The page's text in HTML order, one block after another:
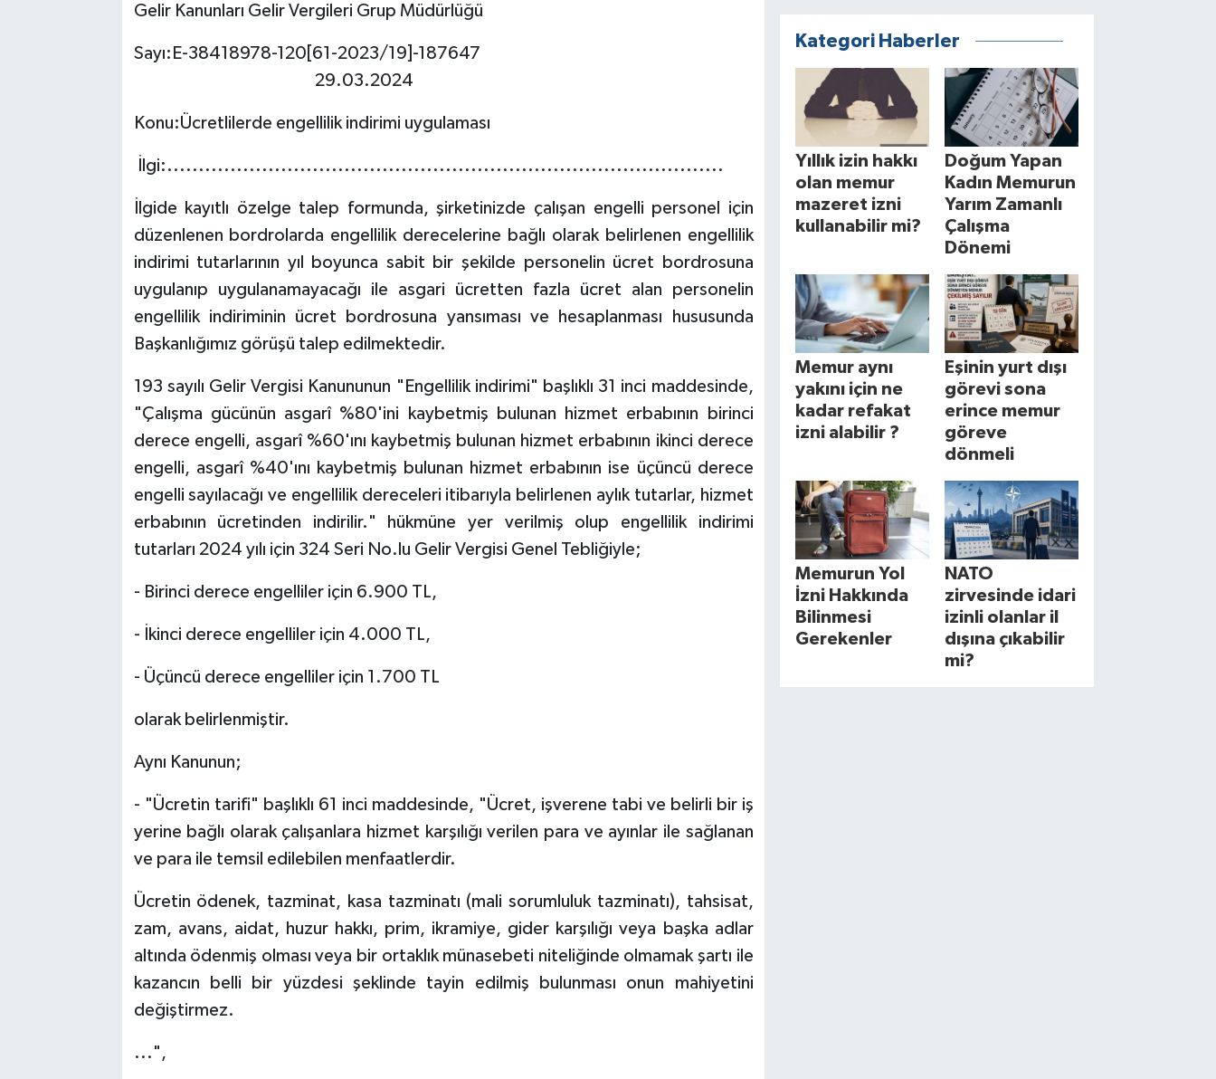
Gelir Kanunları Gelir Vergileri Grup Müdürlüğü
Sayı:E-38418978-120[61-2023/19]-187647
29.03.2024
Konu:Ücretlilerde engellilik indirimi uygulaması
İlgi:........................................................................................
İlgide kayıtlı özelge talep formunda, şirketinizde çalışan engelli personel için
düzenlenen bordrolarda engellilik derecelerine bağlı olarak belirlenen engellilik
indirimi tutarlarının yıl boyunca sabit bir şekilde personelin ücret bordrosuna
uygulanıp uygulanamayacağı ile asgari ücretten fazla ücret alan personelin
engellilik indiriminin ücret bordrosuna yansıması ve hesaplanması hususunda
Başkanlığımız görüşü talep edilmektedir.
193 sayılı Gelir Vergisi Kanununun "Engellilik indirimi" başlıklı 31 inci maddesinde,
"Çalışma gücünün asgarî %80'ini kaybetmiş bulunan hizmet erbabının birinci
derece engelli, asgarî %60'ını kaybetmiş bulunan hizmet erbabının ikinci derece
engelli, asgarî %40'ını kaybetmiş bulunan hizmet erbabının ise üçüncü derece
engelli sayılacağı ve engellilik dereceleri itibarıyla belirlenen aylık tutarlar, hizmet
erbabının ücretinden indirilir." hükmüne yer verilmiş olup engellilik indirimi
tutarları 2024 yılı için 324 Seri No.lu Gelir Vergisi Genel Tebliğiyle;
- Birinci derece engelliler için 6.900 TL,
- İkinci derece engelliler için 4.000 TL,
- Üçüncü derece engelliler için 1.700 TL
olarak belirlenmiştir.
Aynı Kanunun;
- "Ücretin tarifi" başlıklı 61 inci maddesinde, "Ücret, işverene tabi ve belirli bir iş
yerine bağlı olarak çalışanlara hizmet karşılığı verilen para ve ayınlar ile sağlanan
ve para ile temsil edilebilen menfaatlerdir.
Ücretin ödenek, tazminat, kasa tazminatı (mali sorumluluk tazminatı), tahsisat,
zam, avans, aidat, huzur hakkı, prim, ikramiye, gider karşılığı veya başka adlar
altında ödenmiş olması veya bir ortaklık münasebeti niteliğinde olmamak şartı ile
kazancın belli bir yüzdesi şeklinde tayin edilmiş bulunması onun mahiyetini
değiştirmez.
...",
Kategori Haberler
Yıllık izin hakkı
olan memur
mazeret izni
kullanabilir mi?
Doğum Yapan
Kadın Memurun
Yarım Zamanlı
Çalışma
Dönemi
Memur aynı
yakını için ne
kadar refakat
izni alabilir ?
Eşinin yurt dışı
görevi sona
erince memur
göreve
dönmeli
Memurun Yol
İzni Hakkında
Bilinmesi
Gerekenler
NATO
zirvesinde idari
izinli olanlar il
dışına çıkabilir
mi?